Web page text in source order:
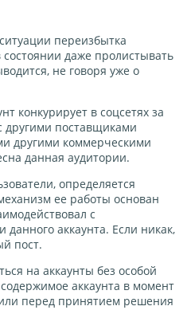
переизбытка
состоянии даже пролистывать
не говоря уже о
конкурирует в соцсетях за
другими поставщиками
другими коммерческими
данная аудитории.
определяется
ее работы основан
с
аккаунта. Если никак,
пост.
на аккаунты без особой
аккаунта в момент
перед принятием решения